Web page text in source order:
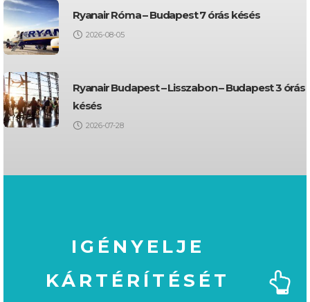
Ryanair Róma – Budapest 7 órás késés
2026-08-05
Ryanair Budapest – Lisszabon – Budapest 3 órás
késés
2026-07-28
IGÉNYELJE
KÁRTÉRÍTÉSÉT